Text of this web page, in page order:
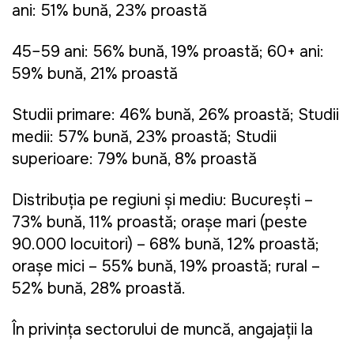
ani: 51% bună, 23% proastă
45–59 ani: 56% bună, 19% proastă; 60+ ani:
59% bună, 21% proastă
Studii primare: 46% bună, 26% proastă; Studii
medii: 57% bună, 23% proastă; Studii
superioare: 79% bună, 8% proastă
Distribuția pe regiuni și mediu: București –
73% bună, 11% proastă; orașe mari (peste
90.000 locuitori) – 68% bună, 12% proastă;
orașe mici – 55% bună, 19% proastă; rural –
52% bună, 28% proastă.
În privința sectorului de muncă, angajații la